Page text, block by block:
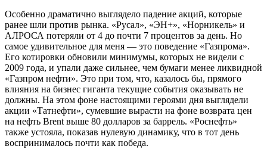
Особенно драматично выглядело падение акций, которые
ранее шли против рынка. «Русал», «ЭН+», «Норникель» и
АЛРОСА потеряли от 4 до почти 7 процентов за день. Но
самое удивительное для меня — это поведение «Газпрома».
Его котировки обновили минимумы, которых не видели с
2009 года, и упали даже сильнее, чем бумаги менее ликвидной
«Газпром нефти». Это при том, что, казалось бы, прямого
влияния на бизнес гиганта текущие события оказывать не
должны. На этом фоне настоящими героями дня выглядели
акции «Татнефти», сумевшие вырасти на фоне возврата цен
на нефть Brent выше 80 долларов за баррель. «Роснефть»
также устояла, показав нулевую динамику, что в тот день
воспринималось почти как победа.